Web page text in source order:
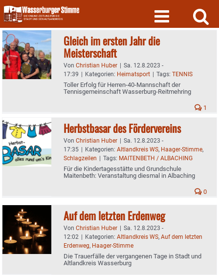
Skip
to
content
Gleich im ersten Jahr die
Meisterschaft
Von Christian Huber | Sa. 12.8.2023 -
17:39 | Kategorien: Heimatsport | Tags: TENNIS
Toller Erfolg für Herren-40-Mannschaft der
Tennisgemeinschaft Wasserburg-Reitmehring
1
Herbstbasar des Fördervereins
Von Christian Huber | Sa. 12.8.2023 -
17:35 | Kategorien: Altlandkreis WS, Haager-Stimme,
Schlagzeilen | Tags: MAITENBETH / ALBACHING
Für die Kindertagesstätte und Grundschule
Maitenbeth: Veranstaltung diesmal in Albaching
0
Auf dem letzten Erdenweg
Von Christian Huber | Sa. 12.8.2023 -
12:02 | Kategorien: Altlandkreis WS, Auf dem letzten
Erdenweg, Haager-Stimme
Die Trauerfälle der vergangenen Tage in Stadt und
Altlandkreis Wasserburg